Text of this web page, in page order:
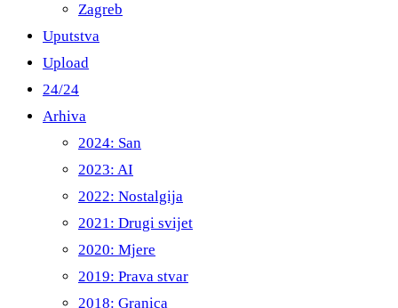
Zagreb
Uputstva
Upload
24/24
Arhiva
2024: San
2023: AI
2022: Nostalgija
2021: Drugi svijet
2020: Mjere
2019: Prava stvar
2018: Granica